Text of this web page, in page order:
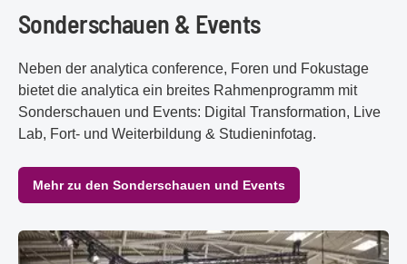
Sonderschauen & Events
Neben der analytica conference, Foren und Fokustage
bietet die analytica ein breites Rahmenprogramm mit
Sonderschauen und Events: Digital Transformation, Live
Lab, Fort- und Weiterbildung & Studieninfotag.
Mehr zu den Sonderschauen und Events